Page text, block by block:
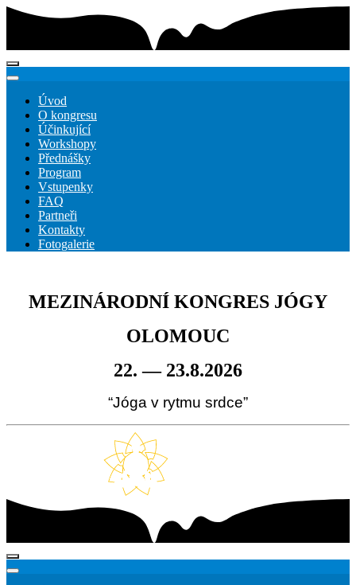
Úvod
O kongresu
Účinkující
Workshopy
Přednášky
Program
Vstupenky
FAQ
Partneři
Kontakty
Fotogalerie
MEZINÁRODNÍ KONGRES JÓGY
OLOMOUC
22. — 23.8.2026
“Jóga v rytmu srdce”